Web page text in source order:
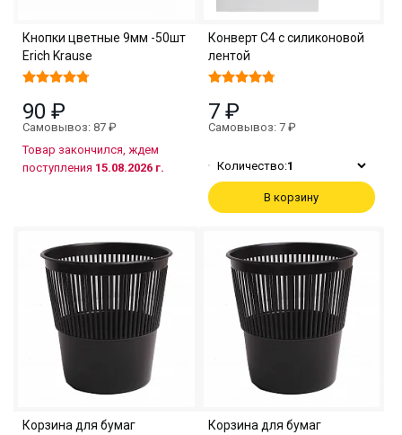
Кнопки цветные 9мм -50шт
Erich Krause
90 ₽
Самовывоз: 87 ₽
Товар закончился, ждем
поступления 15.08.2026 г.
Конверт С4 с силиконовой
лентой
7 ₽
Самовывоз: 7 ₽
Количество:1
В корзину
Корзина для бумаг
Корзина для бумаг